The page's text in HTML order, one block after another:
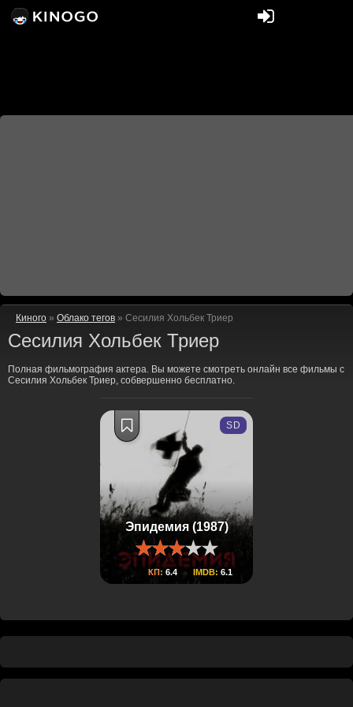
Киного » Облако тегов » Сесилия Хольбек Триер
Сесилия Хольбек Триер
Полная фильмография актера. Вы можете смотреть онлайн все фильмы с
Сесилия Хольбек Триер, собвершенно бесплатно.
Эпидемия (1987)
КП: 6.4 IMDB: 6.1
SD